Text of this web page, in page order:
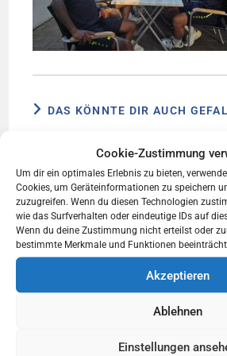
Cookie-Zustimmung
Um dir ein optimales Erlebnis zu bieten,
Cookies, um Geräteinformationen zu speichern
zuzugreifen. Wenn du diesen Technologien
wie das Surfverhalten oder eindeutige IDs auf
Wenn du deine Zustimmung nicht erteilst oder
bestimmte Merkmale und Funktionen
Akzeptieren
Ablehnen
Einstellungen
DAS KÖNNTE DIR AUCH